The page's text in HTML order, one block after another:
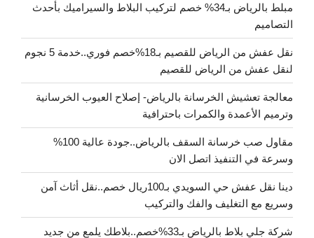
مبلط بالرياض بـ34% خصم لتركيب البلاط والسيراميك بأحدث
التصاميم
نقل عفش من الرياض للقصيم بـ18%خصم فوري..خدمة 5 نجوم
لنقل عفش من الرياض للقصيم
معالجة تعشيش الخرسانة بالرياض- إصلاح العيوب الخرسانية
وترميم الأعمدة والكمرات باحترافية
مقاول صب خرسانة السقف بالرياض..جودة عالية 100%
وسرعة في التنفيذ اتصل الان
دينا نقل عفش حي السويدي بـ100ريال خصم..نقل أثاث آمن
وسريع مع التغليف والفك والتركيب
شركة جلي بلاط بالرياض بـ33%خصم..بلاطك يلمع من جديد